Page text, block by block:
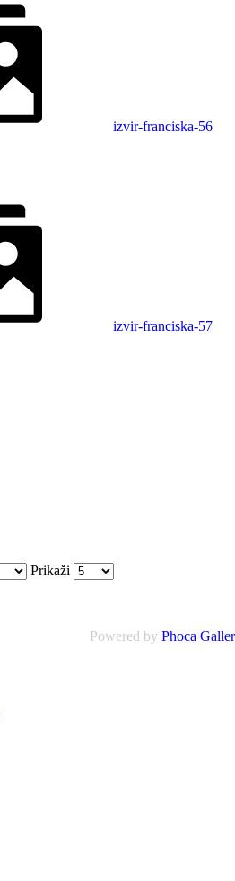
izvir-franciska-56
izvir-franciska-57
Prikaži
Powered by Phoca